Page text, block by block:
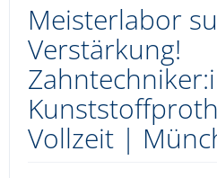
Meisterlabor
Verstärkung!
Vollzeit |